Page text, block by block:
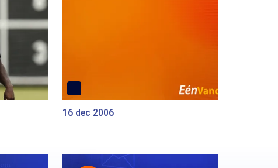
16 dec 2006